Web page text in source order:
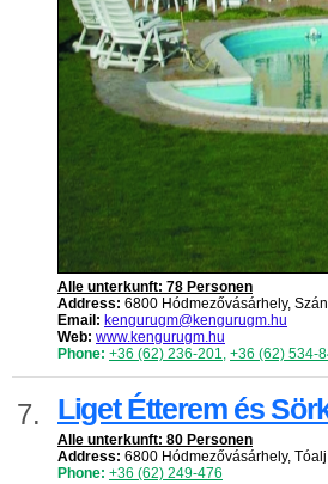
Alle unterkunft: 78 Personen
Address: 6800 Hódmezővásárhely,
Email: kengurugm@kengurugm.hu
Web: www.kengurugm.hu
Phone: +36 (62) 236-201 +36 (62) 534-
7. Liget Étterem és
Alle unterkunft: 80 Personen
Address: 6800 Hódmezővásárhely,
Phone: +36 (62) 249-476